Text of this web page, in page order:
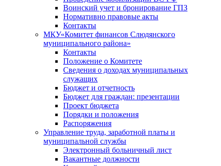
Воинский учет и бронирование ГПЗ
Нормативно правовые акты
Контакты
МКУ«Комитет финансов Слюдянского
муниципального района»
Контакты
Положение о Комитете
Сведения о доходах муниципальных
служащих
Бюджет и отчетность
Бюджет для граждан: презентации
Проект бюджета
Порядки и положения
Распоряжения
Управление труда, заработной платы и
муниципальной службы
Электронный больничный лист
Вакантные должности